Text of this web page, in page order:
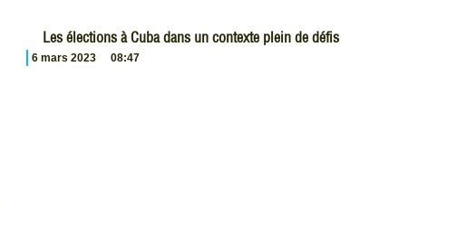
Les élections à Cuba dans un contexte plein de défis
6 mars 2023 08:47